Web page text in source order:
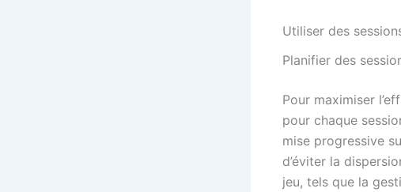
Utiliser des
Planifier des
Pour maximiser
pour chaque
mise progressive
d’éviter la
jeu, tels que la